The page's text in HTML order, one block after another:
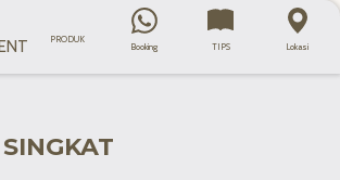
PRODUK
Booking TIPS Lokasi
Face Contouring Skin Booster